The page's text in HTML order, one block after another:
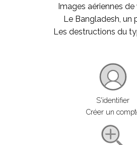
Images aériennes
Le Bangladesh, un
Les destructions du
S'identifier
Créer un